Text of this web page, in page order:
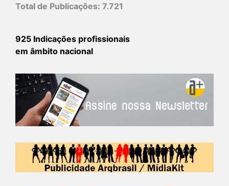
Total de Publicações: 7.721
925 Indicações profissionais
em âmbito nacional